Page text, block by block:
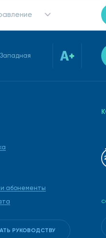
абонементы
РУКОВОДСТВУ